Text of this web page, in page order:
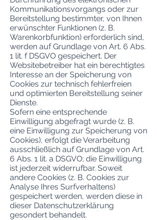
Kommunikationsvorgangs oder zur
Bereitstellung bestimmter, von Ihnen
erwünschter Funktionen (z. B.
Warenkorbfunktion) erforderlich sind,
werden auf Grundlage von Art. 6 Abs.
1 lit. f DSGVO gespeichert. Der
Websitebetreiber hat ein berechtigtes
Interesse an der Speicherung von
Cookies zur technisch fehlerfreien
und optimierten Bereitstellung seiner
Dienste.
Sofern eine entsprechende
Einwilligung abgefragt wurde (z. B.
eine Einwilligung zur Speicherung von
Cookies), erfolgt die Verarbeitung
ausschließlich auf Grundlage von Art.
6 Abs. 1 lit. a DSGVO; die Einwilligung
ist jederzeit widerrufbar. Soweit
andere Cookies (z. B. Cookies zur
Analyse Ihres Surfverhaltens)
gespeichert werden, werden diese in
dieser Datenschutzerklärung
gesondert behandelt.